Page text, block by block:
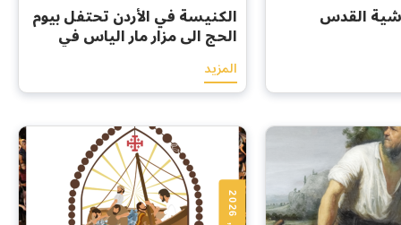
القدس الكنيسة في الأردن تحتفل بيوم
الحج الى مزار مار الياس في
عجلون... بين أمانة النبي ووفاء
الله لشعبه
المزيد
ي
و
ل
ي
و
1
,
2
0
2